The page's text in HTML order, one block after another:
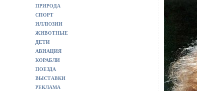
ПРИРОДА
СПОРТ
ИЛЛЮЗИИ
ЖИВОТНЫЕ
ДЕТИ
АВИАЦИЯ
КОРАБЛИ
ПОЕЗДА
ВЫСТАВКИ
РЕКЛАМА